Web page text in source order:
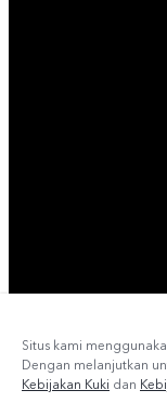
Situs kami
Dengan melanjutkan
Kebijakan Kuki dan